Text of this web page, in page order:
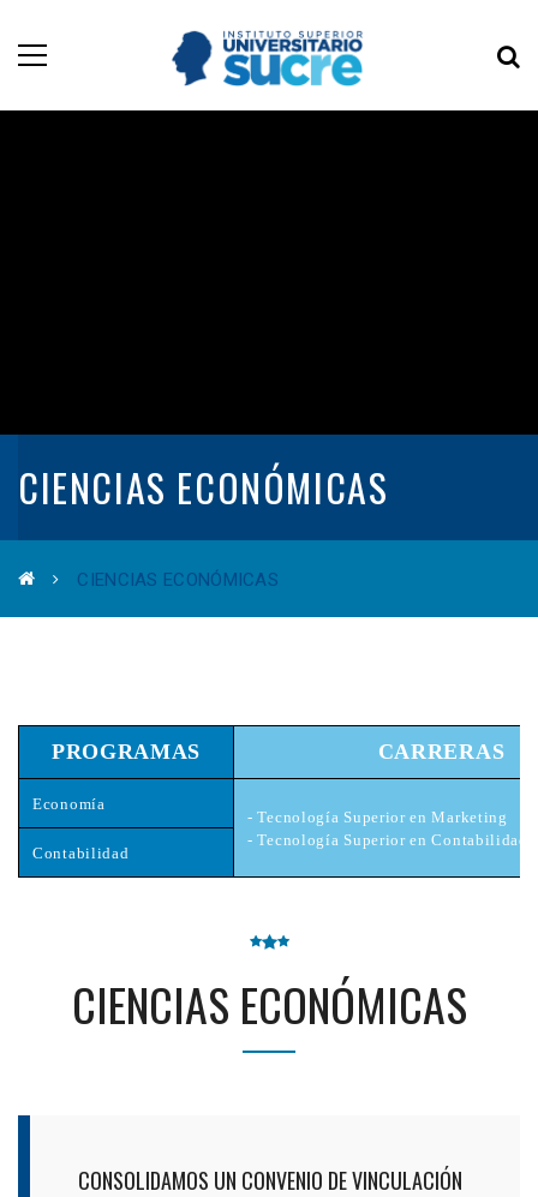
CIENCIAS ECONÓMICAS
CIENCIAS ECONÓMICAS
PROGRAMAS CARRERAS
Economía
- Tecnología Superior en Marketing
- Tecnología Superior en Contabilidad
Contabilidad
CIENCIAS ECONÓMICAS
CONSOLIDAMOS UN CONVENIO DE VINCULACIÓN